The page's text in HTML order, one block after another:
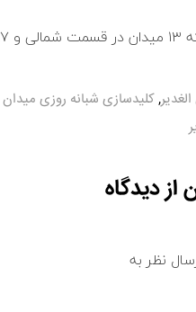
,کلیدسازی شبانه روزی میدان
دیدگاه
نظر به